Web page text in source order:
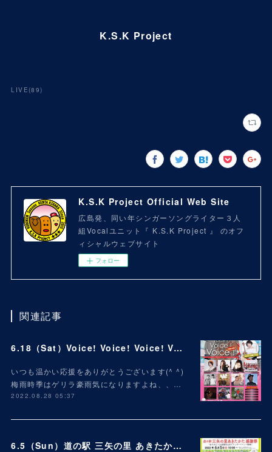
K.S.K Project
LIVE(89)
K.S.K Project Official Web Site
広島発、同い年シンガーソングライター３人
組Vocalユニット『 K.S.K Project 』 のオフ
ィシャルウェブサイト
フォロー
関連記事
6.18（Sat）Voice! Voice! Voice! Vol.49
いつも温かい応援をありがとうございます(^ ^)
梅雨時季はゲリラ豪雨気になりますよね、、…
2022.08.28 05:37
6.5（Sun）道の駅 三矢の里 あきたかた 2周年 感謝祭